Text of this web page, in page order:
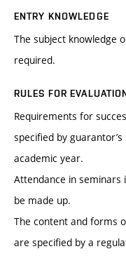
ENTRY KNOWLEDGE
The subject knowledge
required.
RULES FOR
Requirements for
specified by
academic year.
Attendance in seminars
be made up.
The content and forms
are specified by a